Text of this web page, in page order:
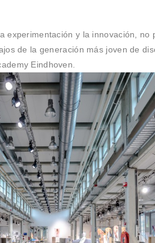
experimentación y la innovación, no
de la generación más joven de
Eindhoven.